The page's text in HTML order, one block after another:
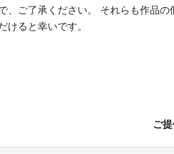
、ご了承ください。 それらも作品の
けると幸いです。
ご